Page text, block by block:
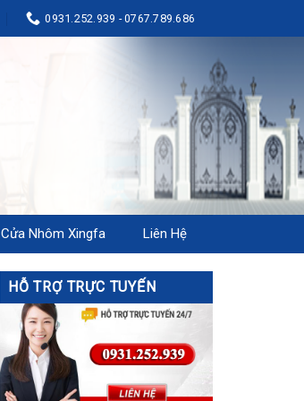
0931.252.939 - 0767.789.686
Cửa Nhôm Xingfa Liên Hệ
HỖ TRỢ TRỰC TUYẾN